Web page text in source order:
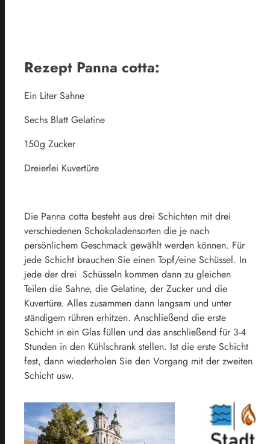
Rezept Panna cotta:
Ein Liter Sahne
Sechs Blatt Gelatine
150g Zucker
Dreierlei Kuvertüre
Die Panna cotta besteht aus drei Schichten mit drei
verschiedenen Schokoladensorten die je nach
persönlichem Geschmack gewählt werden können. Für
jede Schicht brauchen Sie einen Topf/eine Schüssel. In
jede der drei Schüsseln kommen dann zu gleichen
Teilen die Sahne, die Gelatine, der Zucker und die
Kuvertüre. Alles zusammen dann langsam und unter
ständigem rühren erhitzen. Anschließend die erste
Schicht in ein Glas füllen und das anschließend für 3-4
Stunden in den Kühlschrank stellen. Ist die erste Schicht
fest, dann wiederholen Sie den Vorgang mit der zweiten
Schicht usw.